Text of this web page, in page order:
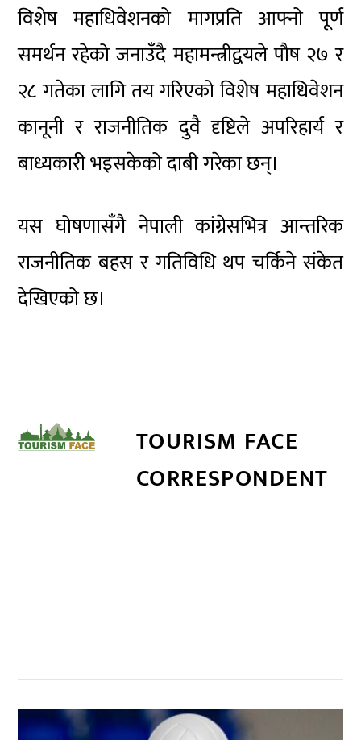
विशेष महाधिवेशनको मागप्रति आफ्नो पूर्ण
समर्थन रहेको जनाउँदै महामन्त्रीद्वयले पौष २७ र
२८ गतेका लागि तय गरिएको विशेष महाधिवेशन
कानूनी र राजनीतिक दुवै दृष्टिले अपरिहार्य र
बाध्यकारी भइसकेको दाबी गरेका छन्।
यस घोषणासँगै नेपाली कांग्रेसभित्र आन्तरिक
राजनीतिक बहस र गतिविधि थप चर्किने संकेत
देखिएको छ।
TOURISM FACE
CORRESPONDENT
,